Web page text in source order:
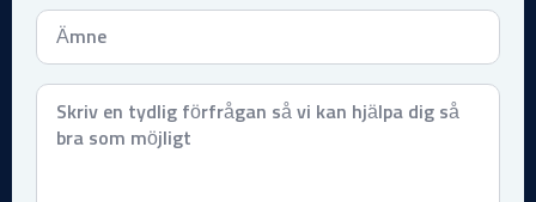
Subject
Meddelande